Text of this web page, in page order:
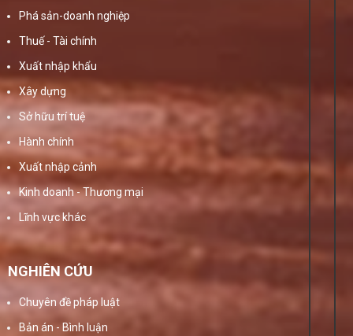
Phá sản-doanh nghiệp
Thuế - Tài chính
Xuất nhập khẩu
Xây dựng
Sở hữu trí tuệ
Hành chính
Xuất nhập cảnh
Kinh doanh - Thương mại
Lĩnh vực khác
NGHIÊN CỨU
Chuyên đề pháp luật
Bản án - Bình luận